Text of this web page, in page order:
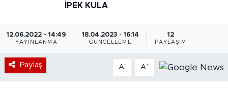
İPEK KULA
12.06.2022 - 14:49
YAYINLANMA
18.04.2023 - 16:14
GÜNCELLEME
12
PAYLAŞIM
Paylaş A- A+
Eğitim
Son Dakika Haberleri
Haber Arşivi